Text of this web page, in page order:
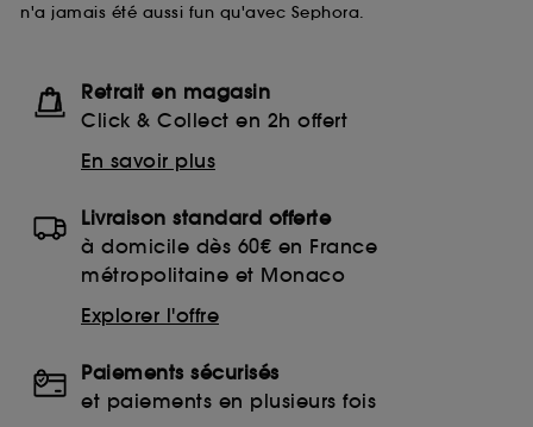
n'a jamais été aussi fun qu'avec Sephora.
Retrait en magasin
Click & Collect en 2h offert
En savoir plus
Livraison standard offerte
à domicile dès 60€ en France
métropolitaine et Monaco
Explorer l'offre
Paiements sécurisés
et paiements en plusieurs fois